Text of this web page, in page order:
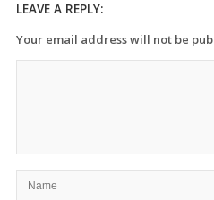
LEAVE A REPLY:
Your email address will not be